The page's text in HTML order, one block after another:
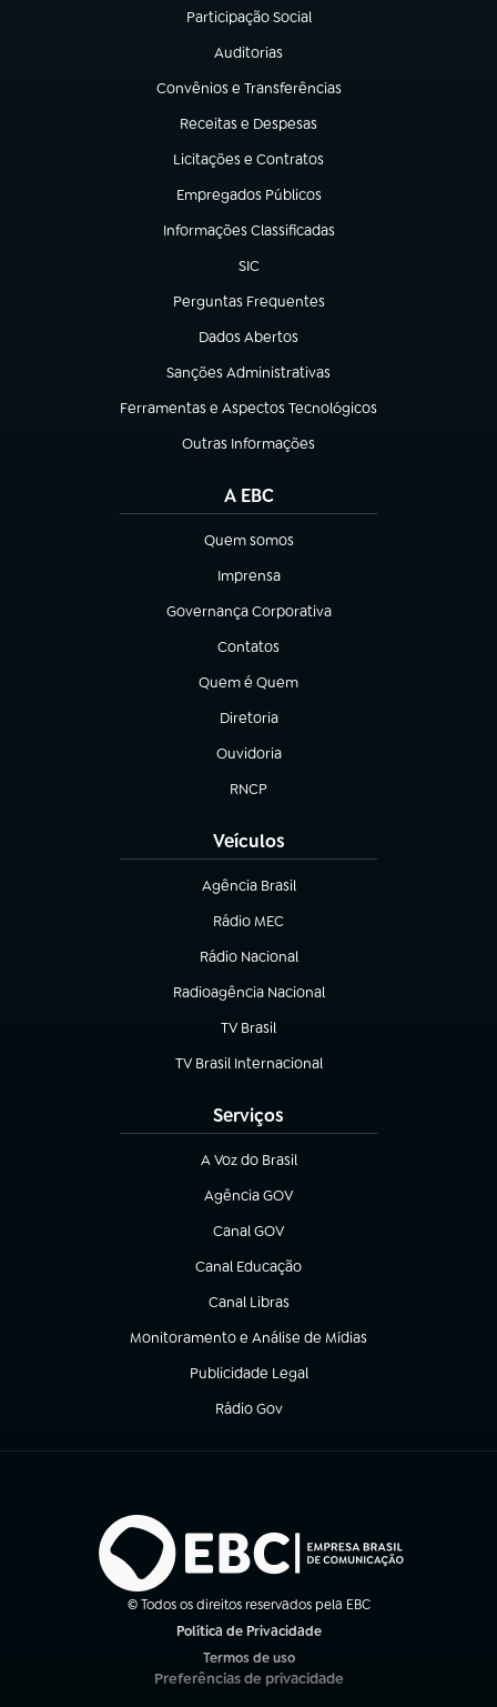
Participação Social
(abre em nova aba)
Auditorias
(abre em nova aba)
Convênios e Transferências
(abre em nova aba)
Receitas e Despesas
(abre em nova aba)
Licitações e Contratos
(abre em nova aba)
Empregados Públicos
(abre em nova aba)
Informações Classificadas
(abre em nova aba)
SIC
(abre em nova aba)
Perguntas Frequentes
(abre em nova aba)
Dados Abertos
(abre em nova aba)
Sanções Administrativas
(abre em nova aba)
Ferramentas e Aspectos Tecnológicos
(abre em nova aba)
Outras Informações
(abre em nova aba)
A EBC
Quem somos
(abre em nova aba)
Imprensa
(abre em nova aba)
Governança Corporativa
(abre em nova aba)
Contatos
(abre em nova aba)
Quem é Quem
(abre em nova aba)
Diretoria
(abre em nova aba)
Ouvidoria
(abre em nova aba)
RNCP
(abre em nova aba)
Veículos
Agência Brasil
(abre em nova aba)
Rádio MEC
(abre em nova aba)
Rádio Nacional
Radioagência Nacional
(abre em nova aba)
TV Brasil
(abre em nova aba)
TV Brasil Internacional
(abre em nova aba)
Serviços
A Voz do Brasil
(abre em nova aba)
Agência GOV
(abre em nova aba)
Canal GOV
(abre em nova aba)
Canal Educação
(abre em nova aba)
Canal Libras
(abre em nova aba)
Monitoramento e Análise de Mídias
(abre em nova aba)
Publicidade Legal
(abre em nova aba)
Rádio Gov
(abre em nova aba)
© Todos os direitos reservados pela EBC
Política de Privacidade
Termos de uso
(abre em nova aba)
Preferências de privacidade